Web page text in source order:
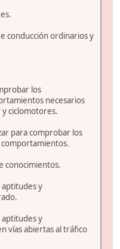
conducción ordinarios y
los
necesarios
ciclomotores.
para comprobar los
comportamientos.
conocimientos.
y
y
vías abiertas al tráfico